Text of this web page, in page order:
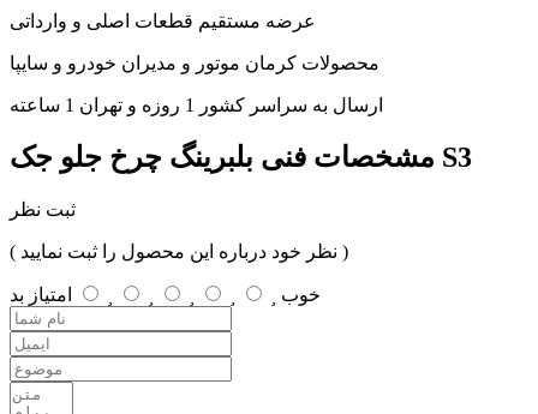
عرضه مستقیم قطعات اصلی و وارداتی
محصولات کرمان موتور و مدیران خودرو و سایپا
ارسال به سراسر کشور 1 روزه و تهران 1 ساعته
مشخصات فنی بلبرینگ چرخ جلو جک S3
ثبت نظر
( نظر خود درباره این محصول را ثبت نمایید )
امتیاز بد خوب